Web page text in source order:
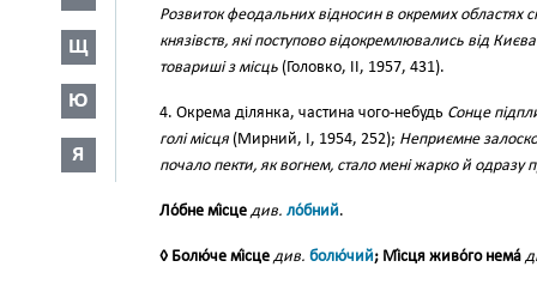
Щ
Ю
Я
Розвиток феодальних відносин в окремих областях
князівств, які поступово відокремлювались від Києва
товариші з місць (Головко, II, 1957, 431).
4. Окрема ділянка, частина чого-небудь Сонце
голі місця (Мирний, І, 1954, 252); Неприємне
почало пекти, як вогнем, стало мені жарко й одразу
Ло́бне мі́сце див. ло́бний.
◊ Болю́че мі́сце див. болю́чий; Мі́сця живо́го нема́